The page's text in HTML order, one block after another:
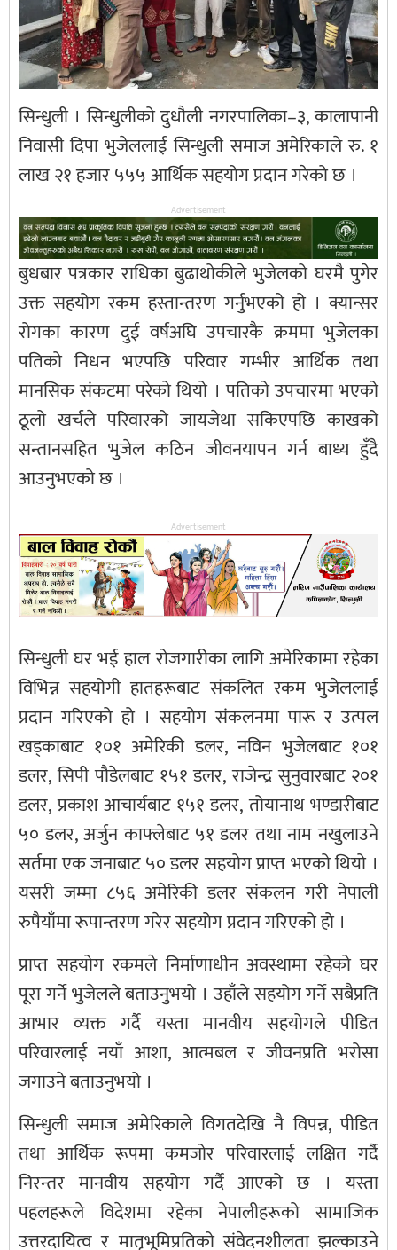
सिन्धुली । सिन्धुलीको दुधौली नगरपालिका–३, कालापानी
निवासी दिपा भुजेललाई सिन्धुली समाज अमेरिकाले रु. १
लाख २१ हजार ५५५ आर्थिक सहयोग प्रदान गरेको छ ।
Advertisement
बुधबार पत्रकार राधिका बुढाथोकीले भुजेलको घरमै पुगेर
उक्त सहयोग रकम हस्तान्तरण गर्नुभएको हो । क्यान्सर
रोगका कारण दुई वर्षअघि उपचारकै क्रममा भुजेलका
पतिको निधन भएपछि परिवार गम्भीर आर्थिक तथा
मानसिक संकटमा परेको थियो । पतिको उपचारमा भएको
ठूलो खर्चले परिवारको जायजेथा सकिएपछि काखको
सन्तानसहित भुजेल कठिन जीवनयापन गर्न बाध्य हुँदै
आउनुभएको छ ।
Advertisement
सिन्धुली घर भई हाल रोजगारीका लागि अमेरिकामा रहेका
विभिन्न सहयोगी हातहरूबाट संकलित रकम भुजेललाई
प्रदान गरिएको हो । सहयोग संकलनमा पारू र उत्पल
खड्काबाट १०१ अमेरिकी डलर, नविन भुजेलबाट १०१
डलर, सिपी पौडेलबाट १५१ डलर, राजेन्द्र सुनुवारबाट २०१
डलर, प्रकाश आचार्यबाट १५१ डलर, तोयानाथ भण्डारीबाट
५० डलर, अर्जुन काफ्लेबाट ५१ डलर तथा नाम नखुलाउने
सर्तमा एक जनाबाट ५० डलर सहयोग प्राप्त भएको थियो ।
यसरी जम्मा ८५६ अमेरिकी डलर संकलन गरी नेपाली
रुपैयाँमा रूपान्तरण गरेर सहयोग प्रदान गरिएको हो ।
प्राप्त सहयोग रकमले निर्माणाधीन अवस्थामा रहेको घर
पूरा गर्ने भुजेलले बताउनुभयो । उहाँले सहयोग गर्ने सबैप्रति
आभार व्यक्त गर्दै यस्ता मानवीय सहयोगले पीडित
परिवारलाई नयाँ आशा, आत्मबल र जीवनप्रति भरोसा
जगाउने बताउनुभयो ।
सिन्धुली समाज अमेरिकाले विगतदेखि नै विपन्न, पीडित
तथा आर्थिक रूपमा कमजोर परिवारलाई लक्षित गर्दै
निरन्तर मानवीय सहयोग गर्दै आएको छ । यस्ता
पहलहरूले विदेशमा रहेका नेपालीहरूको सामाजिक
उत्तरदायित्व र मातृभूमिप्रतिको संवेदनशीलता झल्काउने